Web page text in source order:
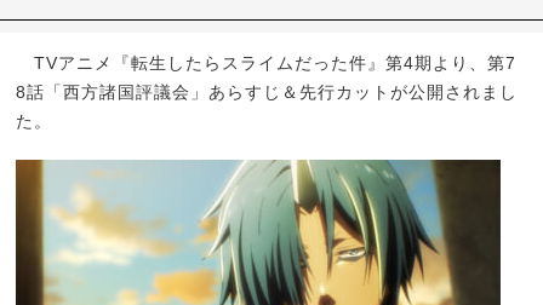
TVアニメ『転生したらスライムだった件』第4期より、第7
8話「西方諸国評議会」あらすじ＆先行カットが公開されまし
た。